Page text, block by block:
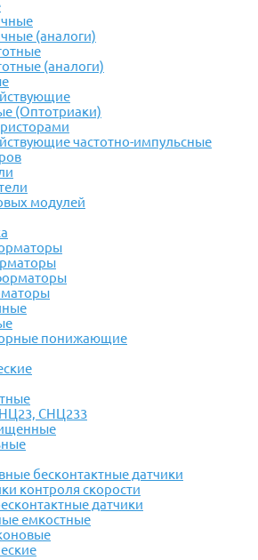
(аналоги)
(аналоги)
(Оптотриаки)
частотно-импульсные
модулей
понижающие
СНЦ233
бесконтактные датчики
контроля скорости
датчики
емкостные